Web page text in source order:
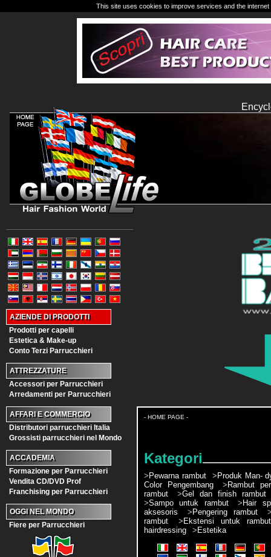
AZIENDE DI PRODOTTI
Prodotti per capelli
Estetica & Make-up
Conto Terzi Parrucchieri
ATTREZZATURE
Accessori per Parrucchieri
Arredamenti per Parrucchieri
AFFARI E COMMERCIO
Distributori parrucchieri Italia
Grossisti parrucchieri nel Mondo
ACCADEMIA
Formazione per Parrucchieri
Vendita CD/DVD Prof
Franchising per Parrucchieri
OGGI NEL MONDO
Fiere per Parrucchieri
- HOME PAGE -
Kategori
> Pewarna rambut > Produk Man-
Color Pengembang
> Rambut
rambut
>Gel dan finish rambut
>Sampo untuk rambut > Hair
aksesoris
> Pengering rambut
rambut
> Ekstensi untuk rambut
hairdressing
> Estetika
This site uses cookies to improve services and the